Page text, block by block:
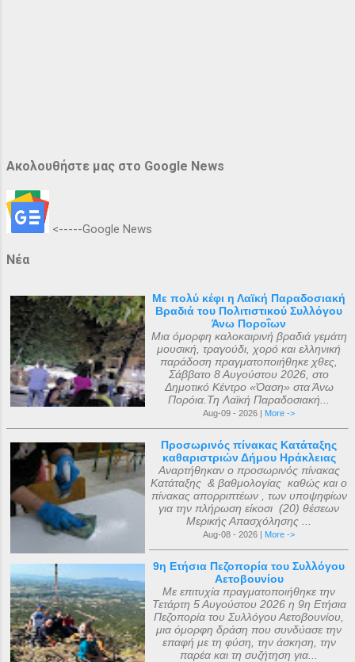
Ακολουθήστε μας στο Google News
<-----Google News
Νέα
Με πολύ κέφι η Λαϊκή Παραδοσιακή
Βραδιά του Πολιτιστικού Συλλόγου
Άνω Ποροΐων
Μια όμορφη καλοκαιρινή βραδιά γεμάτη
μουσική, τραγούδι, χορό και ελληνική
παράδοση πραγματοποιήθηκε χθες,
Σάββατο 8 Αυγούστου 2026, στο
Δημοτικό Κέντρο «Όαση» στα Άνω
Πορόια.Τη Λαϊκή Παραδοσιακή...
Aug-09 - 2026 | More ->
Προσωρινός πίνακας Κατάταξης
καθαριστριών Δήμου Ηράκλειας
Αναρτήθηκαν ο προσωρινός πίνακας
Κατάταξης & βαθμολογίας καθώς και ο
πίνακας απορριπτέων , των υποψηφίων
για την πλήρωση είκοσι (20) θέσεων
Μερικής Απασχόλησης ...
Aug-08 - 2026 | More ->
9η Ετήσια Πεζοπορία του Συλλόγου
Αετοβουνίου
Με επιτυχία πραγματοποιήθηκε την
Τετάρτη 5 Αυγούστου 2026 η 9η Ετήσια
Πεζοπορία του Συλλόγου Αετοβουνίου,
μια όμορφη δράση που συνδύασε την
επαφή με τη φύση, την άσκηση, την
παρέα και τη συζήτηση για...